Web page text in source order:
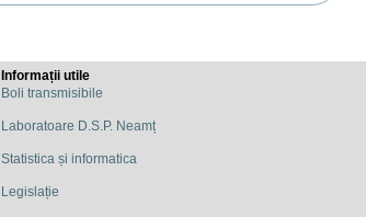
Informații utile
Boli transmisibile
Laboratoare D.S.P. Neamț
Statistica și informatica
Legislație